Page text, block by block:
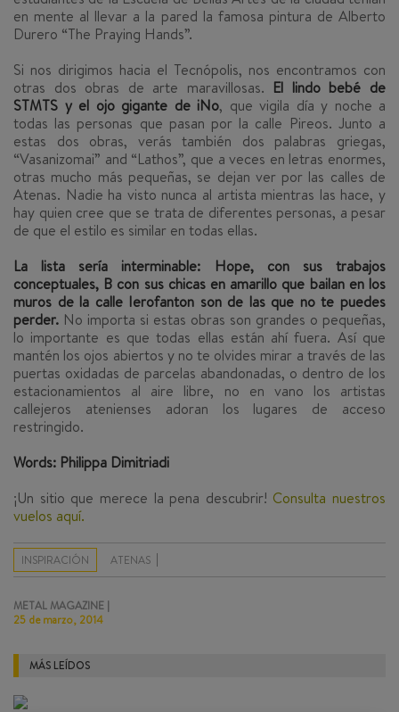
en mente al llevar a la pared la famosa pintura de Alberto
Durero “The Praying Hands”.
Si nos dirigimos hacia el Tecnópolis, nos encontramos con
otras dos obras de arte maravillosas. El lindo bebé de
STMTS y el ojo gigante de iNo, que vigila día y noche a
todas las personas que pasan por la calle Pireos. Junto a
estas dos obras, verás también dos palabras griegas,
“Vasanizomai” and “Lathos”, que a veces en letras enormes,
otras mucho más pequeñas, se dejan ver por las calles de
Atenas. Nadie ha visto nunca al artista mientras las hace, y
hay quien cree que se trata de diferentes personas, a pesar
de que el estilo es similar en todas ellas.
La lista sería interminable: Hope, con sus trabajos
conceptuales, B con sus chicas en amarillo que bailan en los
muros de la calle Ierofanton son de las que no te puedes
perder. No importa si estas obras son grandes o pequeñas,
lo importante es que todas ellas están ahí fuera. Así que
mantén los ojos abiertos y no te olvides mirar a través de las
puertas oxidadas de parcelas abandonadas, o dentro de los
estacionamientos al aire libre, no en vano los artistas
callejeros atenienses adoran los lugares de acceso
restringido.
Words: Philippa Dimitriadi
¡Un sitio que merece la pena descubrir! Consulta nuestros
vuelos aquí.
INSPIRACIÓN ATENAS
METAL MAGAZINE |
25 de marzo, 2014
MÁS LEÍDOS